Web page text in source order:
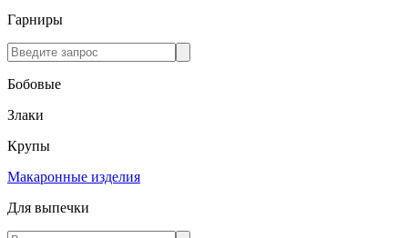
Гарниры
Бобовые
Злаки
Крупы
Макаронные изделия
Для выпечки